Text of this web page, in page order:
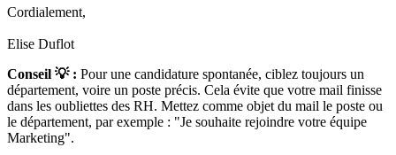
Cordialement,
Elise Duflot
Conseil 💡 : Pour une candidature spontanée, ciblez toujours un
département, voire un poste précis. Cela évite que votre mail finisse
dans les oubliettes des RH. Mettez comme objet du mail le poste ou
le département, par exemple : "Je souhaite rejoindre votre équipe
Marketing".